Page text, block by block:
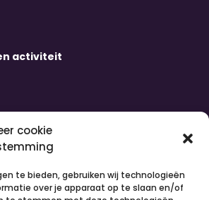
cookie
te bieden, gebruiken wij technologieën
over je apparaat op te slaan en/of
activiteit